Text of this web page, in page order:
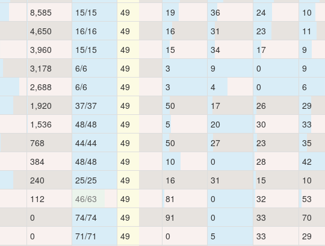
8,585 15/15 49 19 36 24 10
4,650 16/16 49 16 31 23 11
3,960 15/15 49 15 34 17 9
3,178 6/6 49 3 9 0 9
2,688 6/6 49 3 4 0 6
1,920 37/37 49 50 17 26 29
1,536 48/48 49 5 20 30 33
768 44/44 49 50 27 23 35
384 48/48 49 10 0 28 42
240 25/25 49 16 31 15 10
112 46/63 49 81 0 32 53
0 74/74 49 91 0 33 70
0 71/71 49 0 5 33 29